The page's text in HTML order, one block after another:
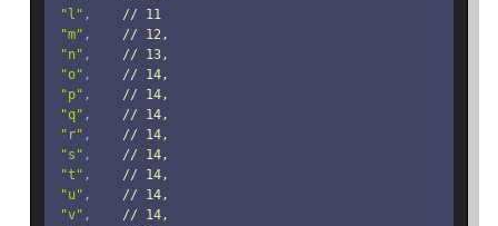
"l" ,
// 11
"m" ,
// 12,
"n" ,
// 13,
"o" ,
// 14,
"p" ,
// 14,
"q" ,
// 14,
"r" ,
// 14,
"s" ,
// 14,
"t" ,
// 14,
"u" ,
// 14,
"v" ,
// 14,